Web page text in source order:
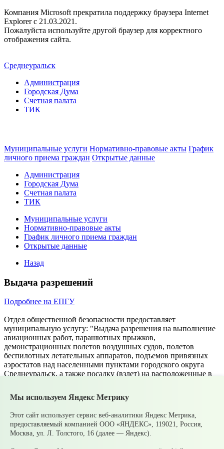
Компания Microsoft прекратила поддержку браузера Internet
Explorer c 21.03.2021.
Пожалуйста используйте другой браузер для корректного
отображения сайта.
Среднеуральск
Администрация
Городская Дума
Счетная палата
ТИК
Муниципальные услуги Нормативно-правовые акты График
личного приема граждан Открытые данные
Администрация
Городская Дума
Счетная палата
ТИК
Муниципальные услуги
Нормативно-правовые акты
График личного приема граждан
Открытые данные
Назад
Выдача разрешений
Подробнее на ЕПГУ
Отдел общественной безопасности предоставляет
муниципальную услугу: "Выдача разрешения на выполнение
авиационных работ, парашютных прыжков,
демонстрационных полетов воздушных судов, полетов
беспилотных летательных аппаратов, подъемов привязных
аэростатов над населенными пунктами городского округа
Среднеуральск, а также посадку (взлет) на расположенные в
опубликованы в документах аэронавигационной
Для получения разрешения необходимо подать письменную
заявку по установленной форме по адресу Уральская, 26,
Мы используем Яндекс Метрику
Этот сайт использует сервис веб-аналитики Яндекс Метрика,
предоставляемый компанией ООО «ЯНДЕКС», 119021, Россия,
Москва, ул. Л. Толстого, 16 (далее — Яндекс).